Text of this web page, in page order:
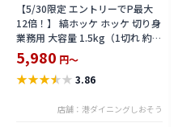
【5/30限定 エントリーでP最大
12倍！】 縞ホッケ ホッケ 切り身
業務用 大容量 1.5kg（1切れ 約
30g） 縞ほっけ 健康 子供 ギフト
プレゼント 切身 海鮮 天然 美味し
い 魚 魚介 海産物 おかず おつま
5,980 円～
★★★★★ 3.86
店舗：港ダイニングしおそう